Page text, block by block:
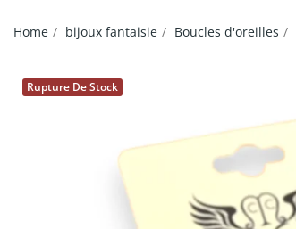
Home bijoux fantaisie Boucles d'oreilles
Rupture De Stock